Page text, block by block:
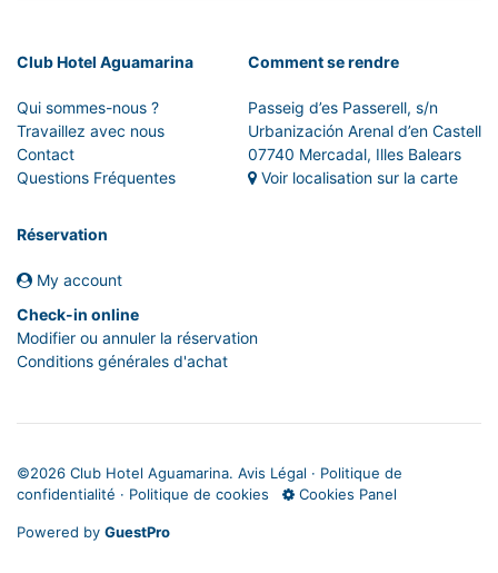
Club Hotel Aguamarina
Qui sommes-nous ?
Travaillez avec nous
Contact
Questions Fréquentes
Comment se rendre
Passeig d’es Passerell, s/n
Urbanización Arenal d’en Castell
07740 Mercadal, Illes Balears
Voir localisation sur la carte
Réservation
My account
Check-in online
Modifier ou annuler la réservation
Conditions générales d'achat
©2026 Club Hotel Aguamarina. Avis Légal · Politique de
confidentialité · Politique de cookies Cookies Panel
Powered by GuestPro